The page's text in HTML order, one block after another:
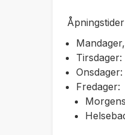
Fredager: